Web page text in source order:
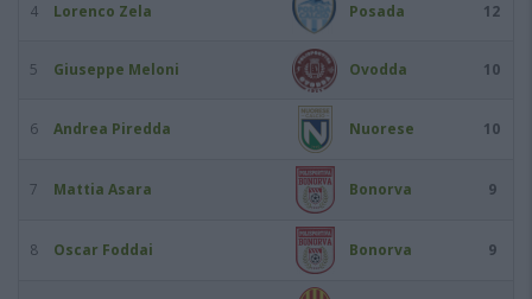
4 Lorenco Zela Posada 12
5 Giuseppe Meloni Ovodda 10
6 Andrea Piredda Nuorese 10
7 Mattia Asara Bonorva 9
8 Oscar Foddai Bonorva 9